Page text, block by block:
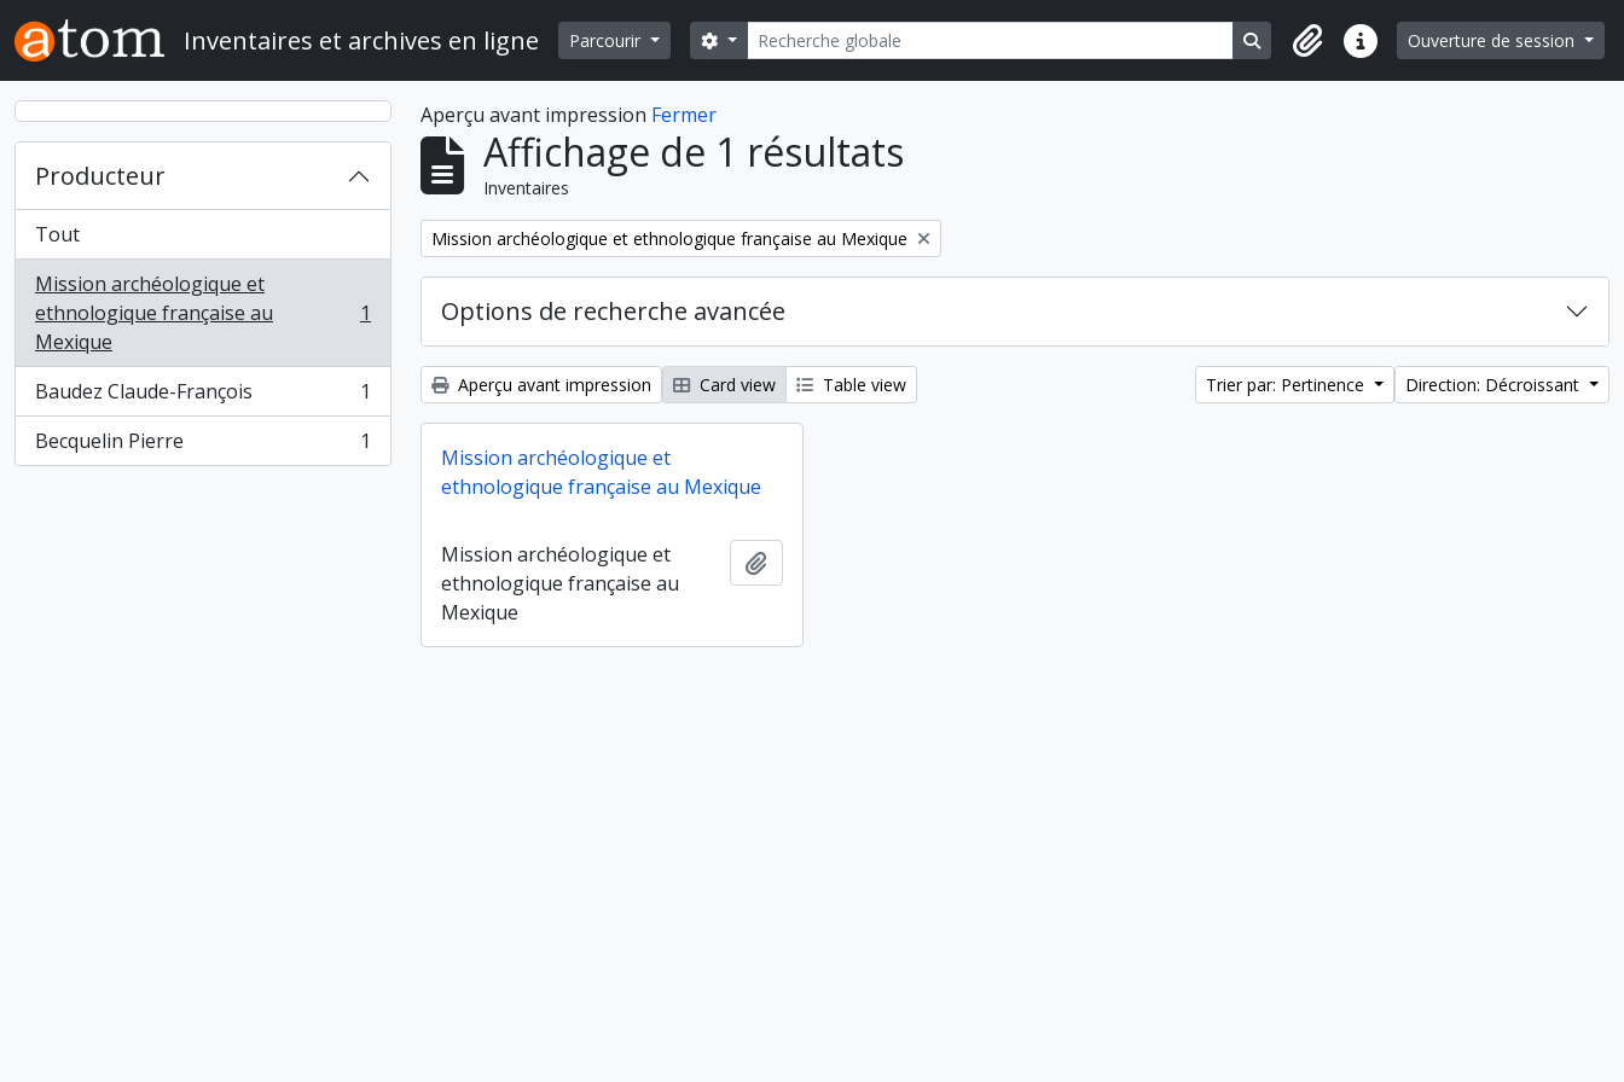
Skip to main content
Inventaires et archives en ligne Parcourir Rechercher
Search options Search in browse page
Liens rapidesOuverture de session
Producteur
Tout
Mission archéologique et
ethnologique française au
Mexique
, 1 résultats 1
Baudez Claude-François
, 1 résultats
1
Becquelin Pierre
, 1 résultats 1
Aperçu avant impression Fermer
Affichage de 1 résultats
Inventaires
Remove filter:
Mission archéologique et ethnologique française au Mexique
Options de recherche avancée
Aperçu avant impression Card view Table view Trier par: Pertinence Direction: Décroissant
Mission archéologique et
ethnologique française au Mexique
Mission archéologique et
ethnologique française au
Mexique